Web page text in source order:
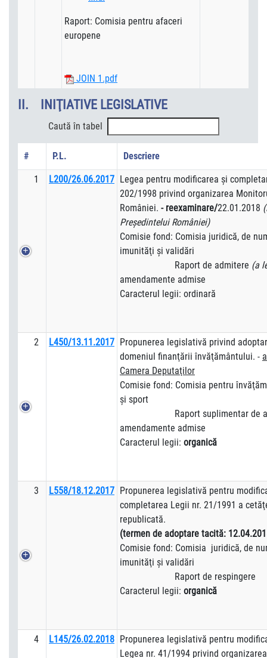
Raport: Comisia pentru afaceri
europene
JOIN 1.pdf
II. INIŢIATIVE LEGISLATIVE
Caută în tabel
# P.L. Descriere
1 L200/26.06.2017 Legea pentru modificarea şi
202/1998 privind organizarea
României. - reexaminare/22.01.2018
Preşedintelui României)
Comisie fond: Comisia juridică, de
imunităţi şi validări
Raport de admitere (a
amendamente admise
Caracterul legii: ordinară
2 L450/13.11.2017 Propunerea legislativă privind
domeniul finanţării învăţământului. -
Camera Deputaţilor
Comisie fond: Comisia pentru
şi sport
Raport suplimentar de
amendamente admise
Caracterul legii: organică
3 L558/18.12.2017 Propunerea legislativă pentru
completarea Legii nr. 21/1991 a
republicată.
(termen de adoptare tacită:
Comisie fond: Comisia juridică, de
imunităţi şi validări
Raport de respingere
Caracterul legii: organică
4 L145/26.02.2018 Propunerea legislativă pentru
Legea nr. 41/1994 privind